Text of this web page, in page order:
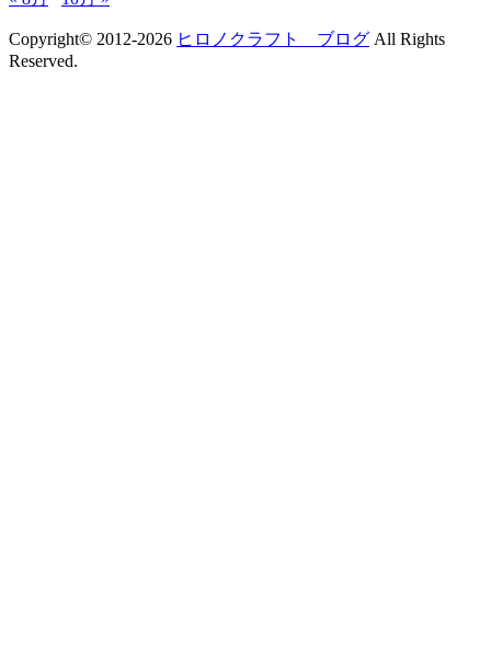
Copyright© 2012-2026 ヒロノクラフト ブログ All Rights
Reserved.